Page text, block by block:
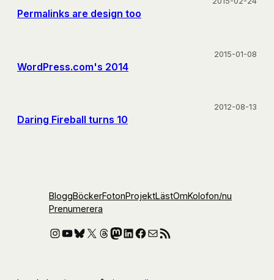
Permalinks are design too
WordPress.com's 2014
2015-01-08
Daring Fireball turns 10
2012-08-13
BloggBöckerFotonProjektLästOmKolofon/nu
Prenumerera
Instagram
YouTube
Bluesky
X Threads
Mastodon
LinkedIn
Facebook
E-postRSS-flöde